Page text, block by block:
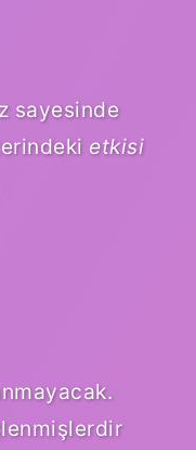
sayesinde
etkisi